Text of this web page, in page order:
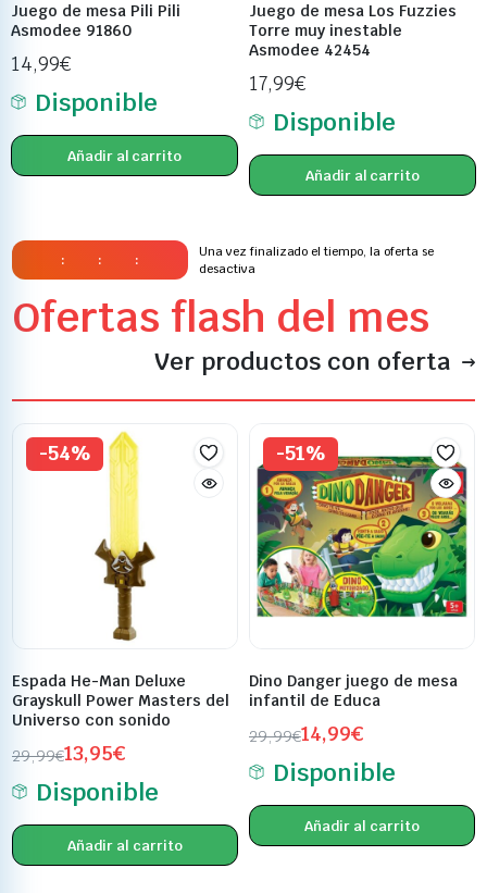
Juego de mesa Pili Pili
Asmodee 91860
14,99€
Disponible
Añadir al carrito
Juego de mesa Los Fuzzies
Torre muy inestable
Asmodee 42454
17,99€
Disponible
Añadir al carrito
Ofertas flash del mes
: : :
Una vez finalizado el tiempo, la oferta se
desactiva
Ver productos con oferta
-54%
Espada He-Man Deluxe
Grayskull Power Masters del
Universo con sonido
29,99€13,95€
Disponible
Añadir al carrito
-51%
Dino Danger juego de mesa
infantil de Educa
29,99€14,99€
Disponible
Añadir al carrito